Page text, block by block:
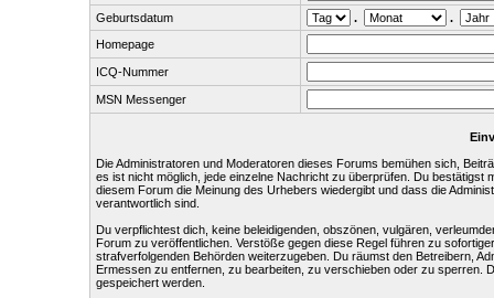
Geburtsdatum
.
.
Homepage
ICQ-Nummer
MSN Messenger
Die Administratoren und Moderatoren dieses Forums bemühen sich,
es ist nicht möglich, jede einzelne Nachricht zu überprüfen. Du
diesem Forum die Meinung des Urhebers wiedergibt und dass die
verantwortlich sind.
Du verpflichtest dich, keine beleidigenden, obszönen, vulgären,
Forum zu veröffentlichen. Verstöße gegen diese Regel führen zu
strafverfolgenden Behörden weiterzugeben. Du räumst den Betreibern,
Ermessen zu entfernen, zu bearbeiten, zu verschieben oder zu sperren.
gespeichert werden.